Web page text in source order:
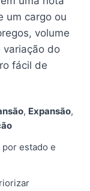
um cargo ou
volume
variação do
fácil de
, Expansão,
estado e